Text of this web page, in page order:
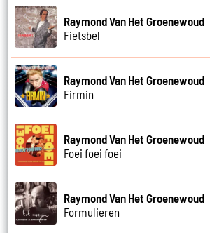
Raymond Van Het Groenewoud
Fietsbel
Raymond Van Het Groenewoud
Firmin
Raymond Van Het Groenewoud
Foei foei foei
Raymond Van Het Groenewoud
Formulieren